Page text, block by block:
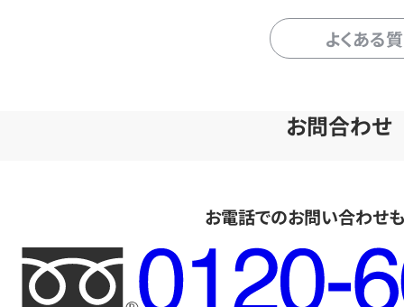
よくある
お問合わせ
お電話でのお問い合わせ
フ
リ